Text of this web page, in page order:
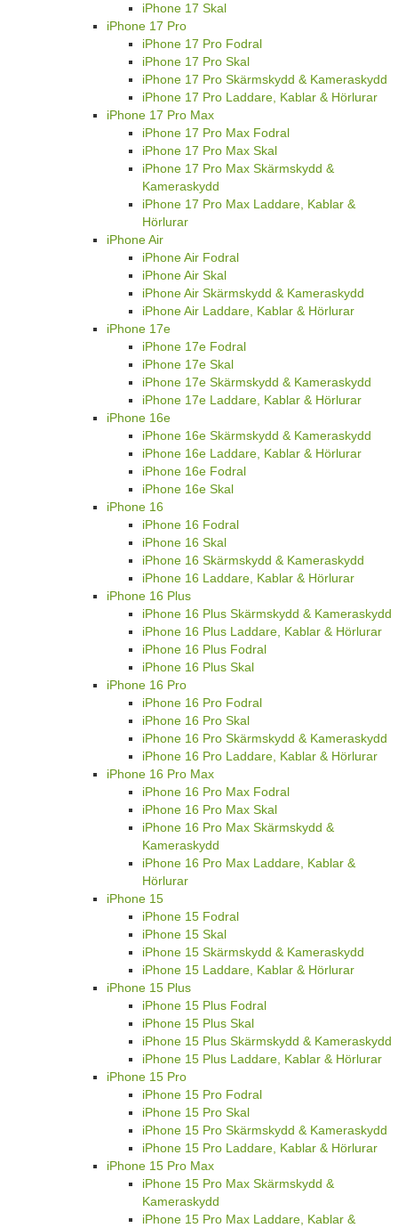
iPhone 17 Skal
iPhone 17 Pro
iPhone 17 Pro Fodral
iPhone 17 Pro Skal
iPhone 17 Pro Skärmskydd & Kameraskydd
iPhone 17 Pro Laddare, Kablar & Hörlurar
iPhone 17 Pro Max
iPhone 17 Pro Max Fodral
iPhone 17 Pro Max Skal
iPhone 17 Pro Max Skärmskydd &
Kameraskydd
iPhone 17 Pro Max Laddare, Kablar &
Hörlurar
iPhone Air
iPhone Air Fodral
iPhone Air Skal
iPhone Air Skärmskydd & Kameraskydd
iPhone Air Laddare, Kablar & Hörlurar
iPhone 17e
iPhone 17e Fodral
iPhone 17e Skal
iPhone 17e Skärmskydd & Kameraskydd
iPhone 17e Laddare, Kablar & Hörlurar
iPhone 16e
iPhone 16e Skärmskydd & Kameraskydd
iPhone 16e Laddare, Kablar & Hörlurar
iPhone 16e Fodral
iPhone 16e Skal
iPhone 16
iPhone 16 Fodral
iPhone 16 Skal
iPhone 16 Skärmskydd & Kameraskydd
iPhone 16 Laddare, Kablar & Hörlurar
iPhone 16 Plus
iPhone 16 Plus Skärmskydd & Kameraskydd
iPhone 16 Plus Laddare, Kablar & Hörlurar
iPhone 16 Plus Fodral
iPhone 16 Plus Skal
iPhone 16 Pro
iPhone 16 Pro Fodral
iPhone 16 Pro Skal
iPhone 16 Pro Skärmskydd & Kameraskydd
iPhone 16 Pro Laddare, Kablar & Hörlurar
iPhone 16 Pro Max
iPhone 16 Pro Max Fodral
iPhone 16 Pro Max Skal
iPhone 16 Pro Max Skärmskydd &
Kameraskydd
iPhone 16 Pro Max Laddare, Kablar &
Hörlurar
iPhone 15
iPhone 15 Fodral
iPhone 15 Skal
iPhone 15 Skärmskydd & Kameraskydd
iPhone 15 Laddare, Kablar & Hörlurar
iPhone 15 Plus
iPhone 15 Plus Fodral
iPhone 15 Plus Skal
iPhone 15 Plus Skärmskydd & Kameraskydd
iPhone 15 Plus Laddare, Kablar & Hörlurar
iPhone 15 Pro
iPhone 15 Pro Fodral
iPhone 15 Pro Skal
iPhone 15 Pro Skärmskydd & Kameraskydd
iPhone 15 Pro Laddare, Kablar & Hörlurar
iPhone 15 Pro Max
iPhone 15 Pro Max Skärmskydd &
Kameraskydd
iPhone 15 Pro Max Laddare, Kablar &